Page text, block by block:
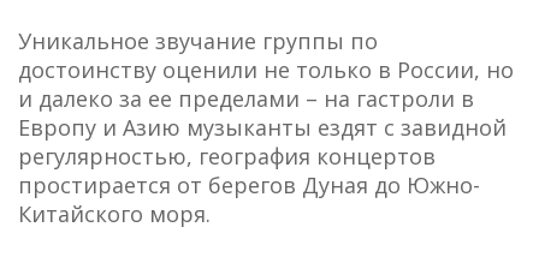
Уникальное звучание группы по
достоинству оценили не только в России, но
и далеко за ее пределами – на гастроли в
Европу и Азию музыканты ездят с завидной
регулярностью, география концертов
простирается от берегов Дуная до Южно-
Китайского моря.